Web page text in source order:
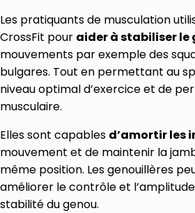
Les pratiquants de musculation
CrossFit pour aider à stabiliser le
mouvements par exemple des
bulgares. Tout en permettant au
niveau optimal d’exercice et de
musculaire.
Elles sont capables d’amortir les
mouvement et de maintenir la
même position. Les genouillères
améliorer le contrôle et
stabilité du genou.